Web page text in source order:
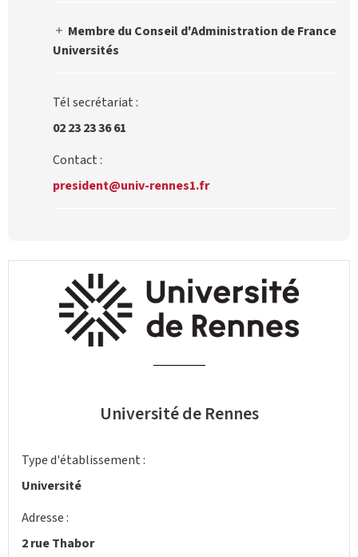
Membre du Conseil d'Administration de France
Universités
Tél secrétariat :
02 23 23 36 61
Contact :
president@univ-rennes1.fr
Université de Rennes
Type d'établissement :
Université
Adresse :
2 rue Thabor